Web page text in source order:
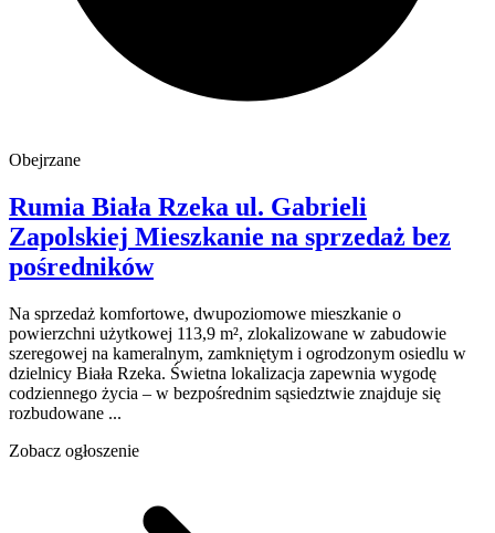
Obejrzane
Rumia Biała Rzeka ul. Gabrieli
Zapolskiej Mieszkanie na sprzedaż bez
pośredników
Na sprzedaż komfortowe, dwupoziomowe mieszkanie o
powierzchni użytkowej 113,9 m², zlokalizowane w zabudowie
szeregowej na kameralnym, zamkniętym i ogrodzonym osiedlu w
dzielnicy Biała Rzeka. Świetna lokalizacja zapewnia wygodę
codziennego życia – w bezpośrednim sąsiedztwie znajduje się
rozbudowane ...
Zobacz ogłoszenie